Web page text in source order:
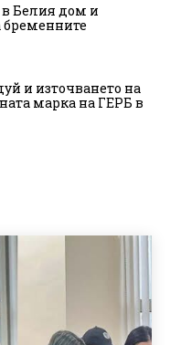
Белия дом и
бременните
и източването на
марка на ГЕРБ в